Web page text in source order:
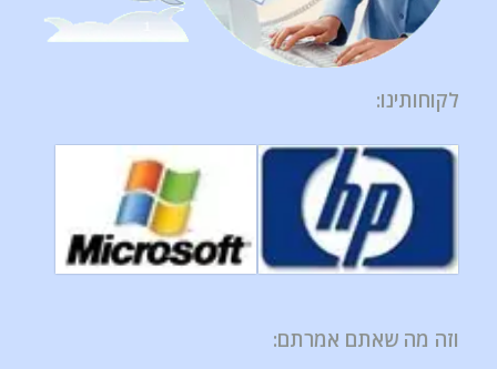
לקוחותינו:
וזה מה שאתם אמרתם: